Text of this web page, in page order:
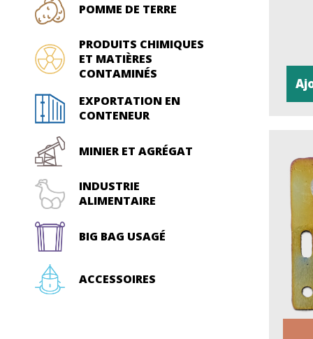
POMME DE TERRE
PRODUITS CHIMIQUES
ET MATIÈRES
CONTAMINÉS
EXPORTATION EN
CONTENEUR
MINIER ET AGRÉGAT
INDUSTRIE
ALIMENTAIRE
BIG BAG USAGÉ
ACCESSOIRES